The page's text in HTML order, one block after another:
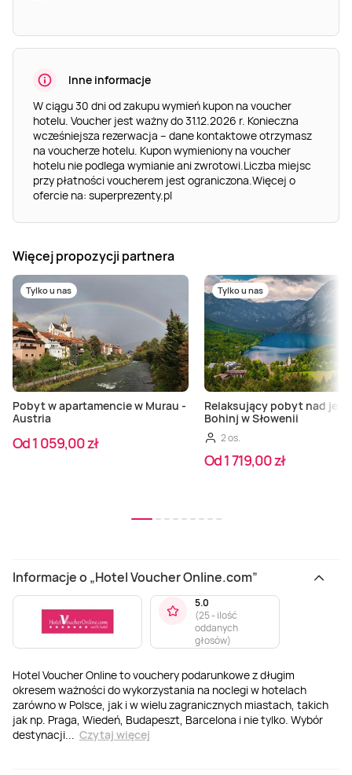
Inne informacje
W ciągu 30 dni od zakupu wymień kupon na voucher
hotelu. Voucher jest ważny do 31.12.2026 r. Konieczna
wcześniejsza rezerwacja – dane kontaktowe otrzymasz
na voucherze hotelu. Kupon wymieniony na voucher
hotelu nie podlega wymianie ani zwrotowi.Liczba miejsc
przy płatności voucherem jest ograniczona.Więcej o
ofercie na: superprezenty.pl
Więcej propozycji partnera
Tylko u nas
Pobyt w apartamencie w Murau -
Austria
Od 1 059,00 zł
Tylko u nas
Relaksujący pobyt nad
Bohinj w Słowenii
2 os.
Od 1 719,00 zł
Informacje o „Hotel Voucher Online.com”
Hotel Voucher Online to vouchery podarunkowe z długim
okresem ważności do wykorzystania na noclegi w hotelach
zarówno w Polsce, jak i w wielu zagranicznych miastach, takich
jak np. Praga, Wiedeń, Budapeszt, Barcelona i nie tylko. Wybór
destynacji... Czytaj więcej
5.0
(25 - ilość
oddanych
głosów)